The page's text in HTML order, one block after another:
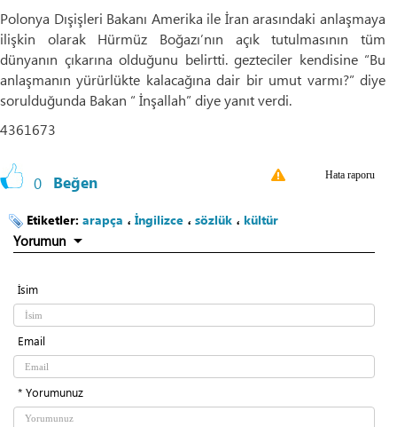
Polonya Dışişleri Bakanı Amerika ile İran arasındaki anlaşmaya
ilişkin olarak Hürmüz Boğazı’nın açık tutulmasının tüm
dünyanın çıkarına olduğunu belirtti. gezteciler kendisine “Bu
anlaşmanın yürürlükte kalacağına dair bir umut varmı?” diye
sorulduğunda Bakan “ İnşallah” diye yanıt verdi.
4361673
0 Beğen Hata raporu
Etiketler: arapça ، İngilizce ، sözlük ، kültür
Yorumun
İsim
Email
* Yorumunuz